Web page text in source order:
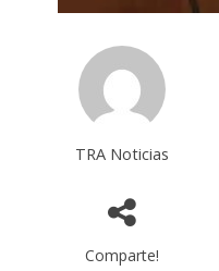
TRA Noticias
Comparte!